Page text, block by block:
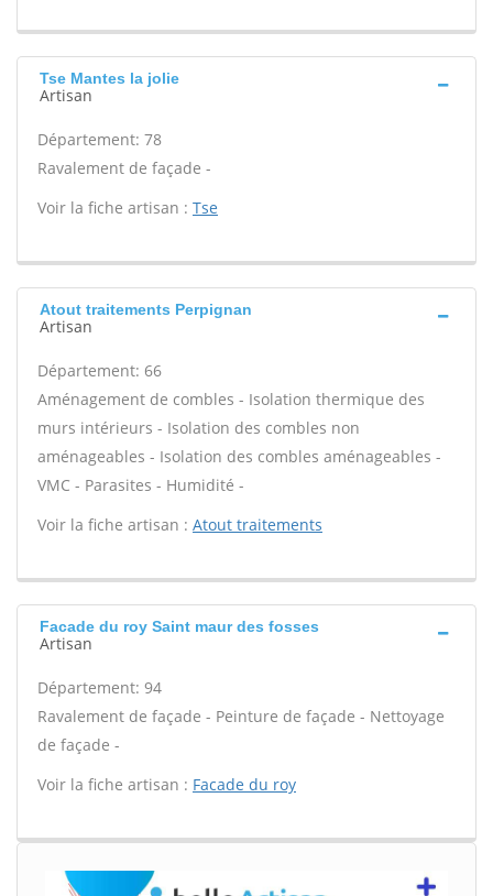
Tse Mantes la jolie
Artisan
Département: 78
Ravalement de façade -
Voir la fiche artisan : Tse
Atout traitements Perpignan
Artisan
Département: 66
Aménagement de combles - Isolation thermique des
murs intérieurs - Isolation des combles non
aménageables - Isolation des combles aménageables -
VMC - Parasites - Humidité -
Voir la fiche artisan : Atout traitements
Facade du roy Saint maur des fosses
Artisan
Département: 94
Ravalement de façade - Peinture de façade - Nettoyage
de façade -
Voir la fiche artisan : Facade du roy